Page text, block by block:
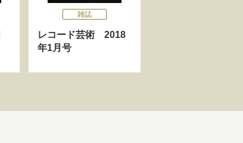
雑誌
レコード芸術 2018
年1月号